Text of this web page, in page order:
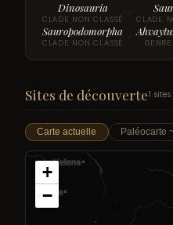
Dinosauria
CLADE NON CLASSÉ › CLADE
Sauropodomorpha
CLADE NON CLASSÉ › GENRE
Sites de découverte1
Carte actuelle Paléocarte
+
−